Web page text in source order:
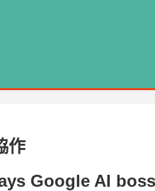
作
Google AI